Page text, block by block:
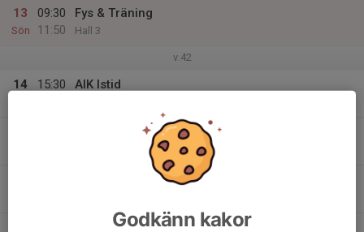
13
Sön
09:30
11:50
Fys & Träning
Hall 3
v.42
14
15:30
AIK Istid
Fys & Träning
Fys & Träning
Godkänn kakor